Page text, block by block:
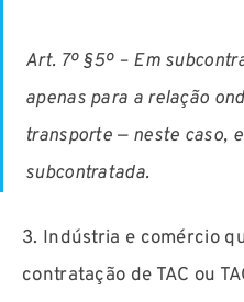
Art. 7º §5º – Em
apenas para a relação
transporte — neste caso,
subcontratada.
3. Indústria e comércio
contratação de TAC ou